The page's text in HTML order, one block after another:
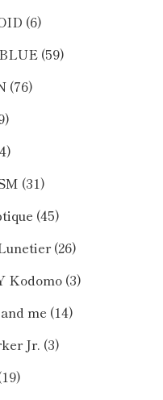
(6)
(59)
(76)
(31)
(45)
(26)
Kodomo (3)
me (14)
Jr. (3)